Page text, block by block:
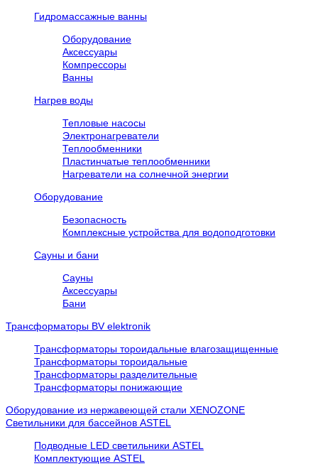
Гидромассажные ванны
Оборудование
Аксессуары
Компрессоры
Ванны
Нагрев воды
Тепловые насосы
Электронагреватели
Теплообменники
Пластинчатые теплообменники
Нагреватели на солнечной энергии
Оборудование
Безопасность
Комплексные устройства для водоподготовки
Сауны и бани
Сауны
Аксессуары
Бани
Трансформаторы BV elektronik
Трансформаторы тороидальные влагозащищенные
Трансформаторы тороидальные
Трансформаторы разделительные
Трансформаторы понижающие
Оборудование из нержавеющей стали XENOZONE
Cветильники для бассейнов ASTEL
Подводные LED светильники ASTEL
Комплектующие ASTEL